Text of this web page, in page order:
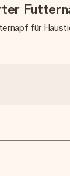
für